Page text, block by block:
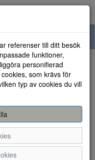
referenser till ditt besök
funktioner,
personifierad
som krävs för
typ av cookies du vill